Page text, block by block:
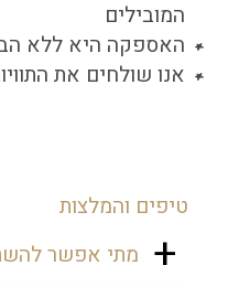
המובילים
האספקה היא ללא
אנו שולחים את
טיפים והמלצות
מתי אפשר